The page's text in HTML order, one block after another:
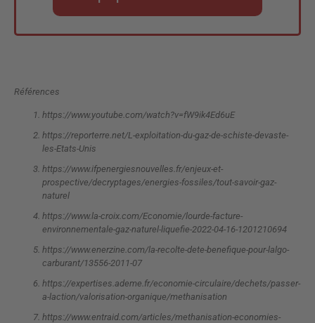
Références
https://www.youtube.com/watch?v=fW9ik4Ed6uE
https://reporterre.net/L-exploitation-du-gaz-de-schiste-devaste-
les-Etats-Unis
https://www.ifpenergiesnouvelles.fr/enjeux-et-
prospective/decryptages/energies-fossiles/tout-savoir-gaz-
naturel
https://www.la-croix.com/Economie/lourde-facture-
environnementale-gaz-naturel-liquefie-2022-04-16-1201210694
https://www.enerzine.com/la-recolte-dete-benefique-pour-lalgo-
carburant/13556-2011-07
https://expertises.ademe.fr/economie-circulaire/dechets/passer-
a-laction/valorisation-organique/methanisation
https://www.entraid.com/articles/methanisation-economies-